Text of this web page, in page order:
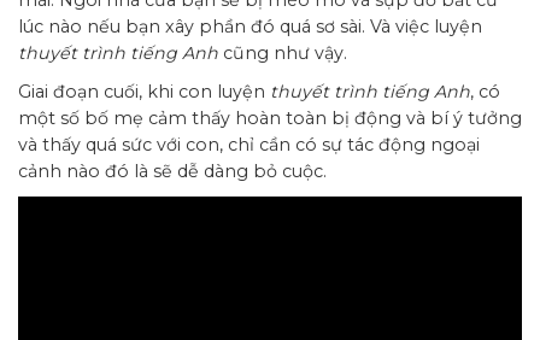
lúc nào nếu bạn xây phần đó quá sơ sài. Và việc luyện
thuyết trình tiếng Anh cũng như vậy.
Giai đoạn cuối, khi con luyện thuyết trình tiếng Anh, có
một số bố mẹ cảm thấy hoàn toàn bị động và bí ý tưởng
và thấy quá sức với con, chỉ cần có sự tác động ngoại
cảnh nào đó là sẽ dễ dàng bỏ cuộc.